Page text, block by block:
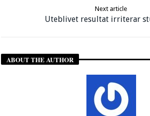
Next article
Uteblivet resultat irriterar
ABOUT THE AUTHOR